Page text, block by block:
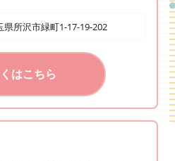
県所沢市緑町1-17-19-202
はこちら